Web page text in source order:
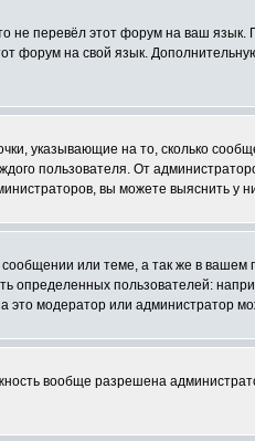
не перевёл этот форум на ваш
форум на свой язык.
указывающие на то, сколько
пользователя. От
вы можете выяснить у
или теме, а так же в вашем
определенных пользователей:
модератор или администратор
вообще разрешена